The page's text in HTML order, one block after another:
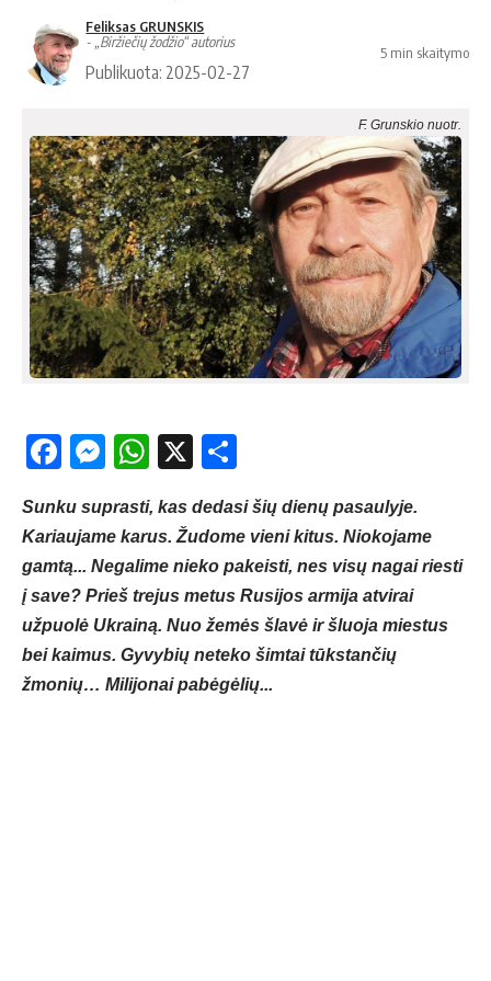
Feliksas GRUNSKIS
- „Biržiečių žodžio“ autorius
Publikuota: 2025-02-27
5 min skaitymo
F. Grunskio nuotr.
Facebook
Messenger
WhatsApp
X
Sunku suprasti, kas dedasi šių dienų pasaulyje.
Kariaujame karus. Žudome vieni kitus. Niokojame
gamtą... Negalime nieko pakeisti, nes visų nagai riesti
į save? Prieš trejus metus Rusijos armija atvirai
užpuolė Ukrainą. Nuo žemės šlavė ir šluoja miestus
bei kaimus. Gyvybių neteko šimtai tūkstančių
žmonių… Milijonai pabėgėlių...